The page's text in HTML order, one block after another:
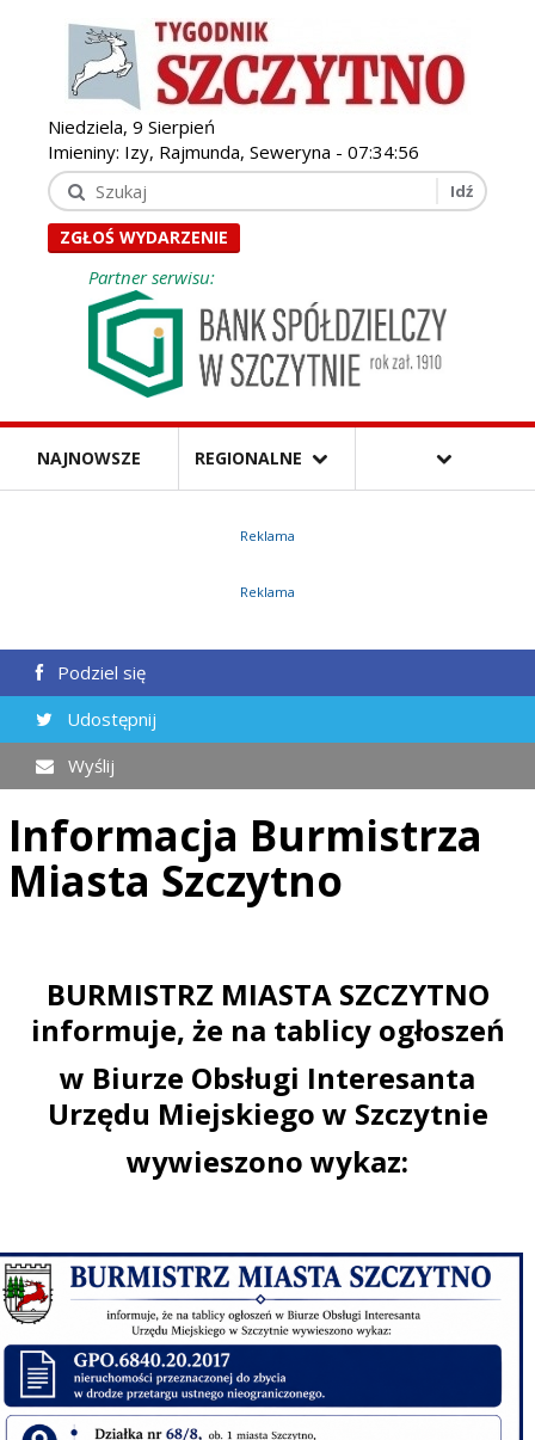
Niedziela, 9 Sierpień
Imieniny: Izy, Rajmunda, Seweryna - 07:34:58
ZGŁOŚ WYDARZENIE
Partner serwisu:
NAJNOWSZE REGIONALNE
Reklama
Reklama
Podziel się
Udostępnij
Wyślij
Informacja Burmistrza
Miasta Szczytno
BURMISTRZ MIASTA SZCZYTNO
informuje, że na tablicy ogłoszeń
w Biurze Obsługi Interesanta
Urzędu Miejskiego w Szczytnie
wywieszono wykaz: